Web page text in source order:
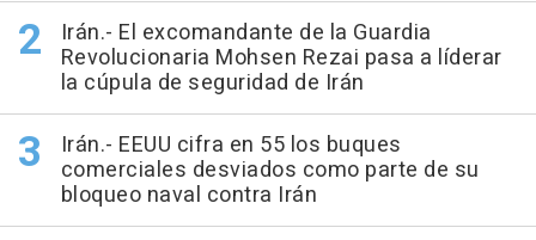
Irán.- El excomandante de la Guardia
Revolucionaria Mohsen Rezai pasa a líderar
la cúpula de seguridad de Irán
Irán.- EEUU cifra en 55 los buques
comerciales desviados como parte de su
bloqueo naval contra Irán